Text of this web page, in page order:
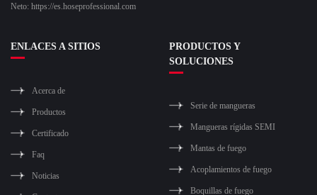
Neto: https://es.hoseprofessional.com
ENLACES A SITIOS
Acerca de
Productos
Certificado
Faq
Noticias
PRODUCTOS Y
SOLUCIONES
Serie de mangueras
Mangueras rígidas SEMI
Mantas de fuego
Acoplamientos de fuego
Boquillas de fuego